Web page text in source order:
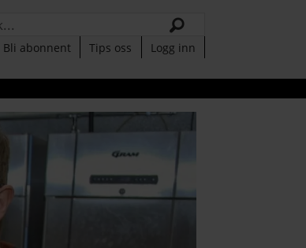
Bli abonnent Tips oss Logg inn